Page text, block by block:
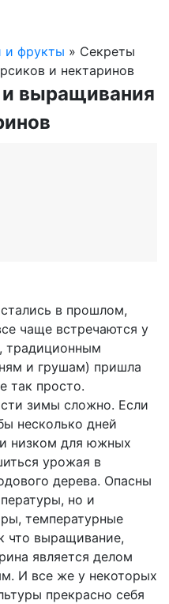
фрукты » Секреты
и нектаринов
выращивания
в прошлом,
чаще встречаются у
традиционным
и грушам) пришла
так просто.
зимы сложно. Если
несколько дней
низком для южных
урожая в
дерева. Опасны
но и
температурные
что выращивание,
является делом
И все же у некоторых
прекрасно себя